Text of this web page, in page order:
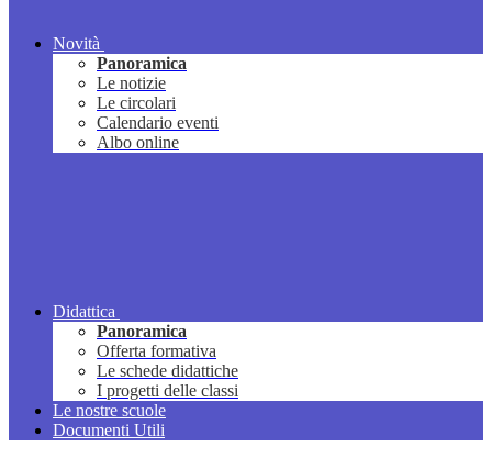
Novità
Panoramica
Le notizie
Le circolari
Calendario eventi
Albo online
Didattica
Panoramica
Offerta formativa
Le schede didattiche
I progetti delle classi
Le nostre scuole
Documenti Utili